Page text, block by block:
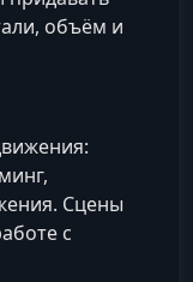
объём и
Сцены
с